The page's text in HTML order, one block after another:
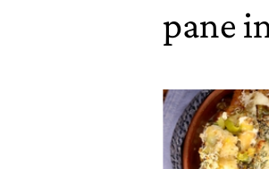
pane